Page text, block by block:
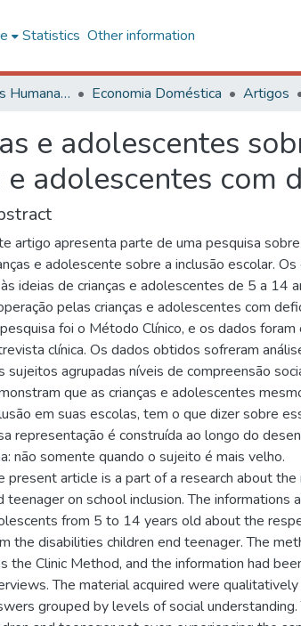
Statistics Other information
Centro de Ciências Humanas, Letras e Artes Economia Doméstica Artigos
e adolescentes
adolescentes com
artigo apresenta parte de uma pesquisa
e adolescente sobre a inclusão escolar.
ideias de crianças e adolescentes de 5 a 14
pelas crianças e adolescentes com
foi o Método Clínico, e os dados
clínica. Os dados obtidos sofreram
sujeitos agrupadas níveis de compreensão
que as crianças e adolescentes
em suas escolas, tem o que dizer sobre
representação é construída ao longo do
não somente quando o sujeito é mais velho.
present article is a part of a research about
teenager on school inclusion. The informations
from 5 to 14 years old about the
the disabilities children end teenager. The
the Clinic Method, and the information had
The material acquired were
grouped by levels of social